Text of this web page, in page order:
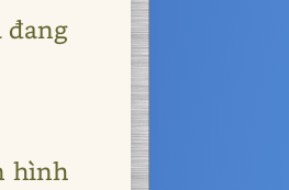
đang
hình